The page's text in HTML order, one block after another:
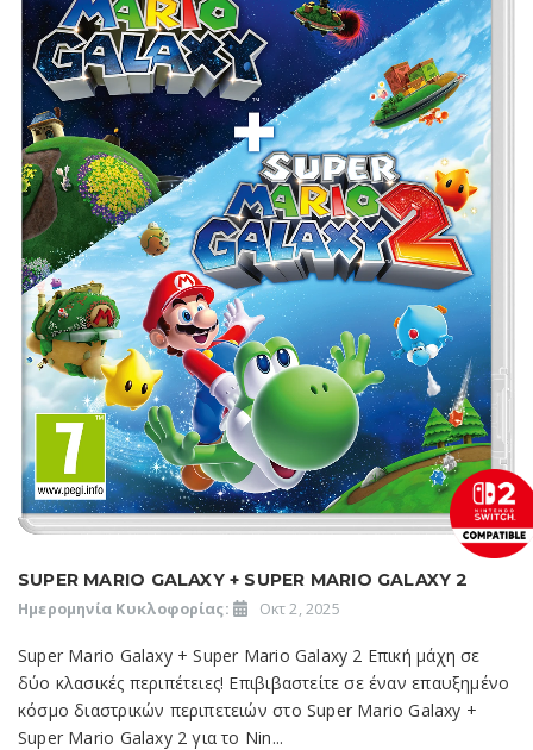
SUPER MARIO GALAXY + SUPER MARIO GALAXY 2
Ημερομηνία Κυκλοφορίας: Οκτ 2, 2025
Super Mario Galaxy + Super Mario Galaxy 2 Επική μάχη σε
δύο κλασικές περιπέτειες! Επιβιβαστείτε σε έναν επαυξημένο
κόσμο διαστρικών περιπετειών στο Super Mario Galaxy +
Super Mario Galaxy 2 για το Nin...